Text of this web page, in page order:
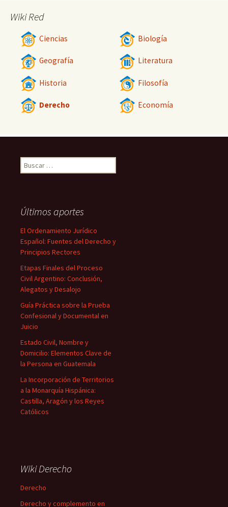
Wiki Red
Ciencias Biología
Geografía Literatura
Historia Filosofía
Derecho Economía
Buscar:
Últimos aportes
El Ordenamiento Jurídico
Español: Fuentes del Derecho y
Principios Rectores
Etapas Finales del Proceso
Civil Argentino: Conclusión,
Alegatos y Desalojo
Guía Práctica sobre la Prueba
Confesional y Documental en
Juicio
Estado Civil, Nombre y
Domicilio: Elementos Clave de
la Persona en Guatemala
La Incorporación de Territorios
a la Monarquía Hispánica:
Castilla, Aragón y los Reyes
Católicos
Wiki Derecho
Derecho
Derecho y complemento en